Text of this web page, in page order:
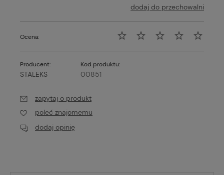
dodaj do przechowalni
Ocena:
Producent:
STALEKS
Kod produktu:
00851
zapytaj o produkt
poleć znajomemu
dodaj opinię